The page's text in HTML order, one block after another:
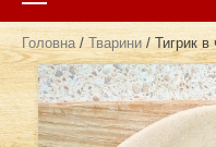
Menu
Головна/Тварини/ Тигрик в